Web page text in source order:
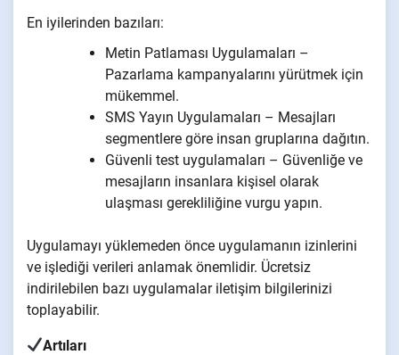
En iyilerinden bazıları:
Metin Patlaması Uygulamaları –
Pazarlama kampanyalarını yürütmek için
mükemmel.
SMS Yayın Uygulamaları – Mesajları
segmentlere göre insan gruplarına dağıtın.
Güvenli test uygulamaları – Güvenliğe ve
mesajların insanlara kişisel olarak
ulaşması gerekliliğine vurgu yapın.
Uygulamayı yüklemeden önce uygulamanın izinlerini
ve işlediği verileri anlamak önemlidir. Ücretsiz
indirilebilen bazı uygulamalar iletişim bilgilerinizi
toplayabilir.
Artıları